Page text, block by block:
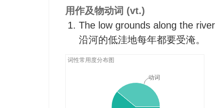
早上总有川流不息的来往车辆。
她的头发飘垂在肩上。
Conversation flowed freely
discussion.
演讲人请大家讨论,于是人人畅
用作及物动词 (vt.)
The low grounds along the
沿河的低洼地每年都要受淹。
词性常用度分布图
动词